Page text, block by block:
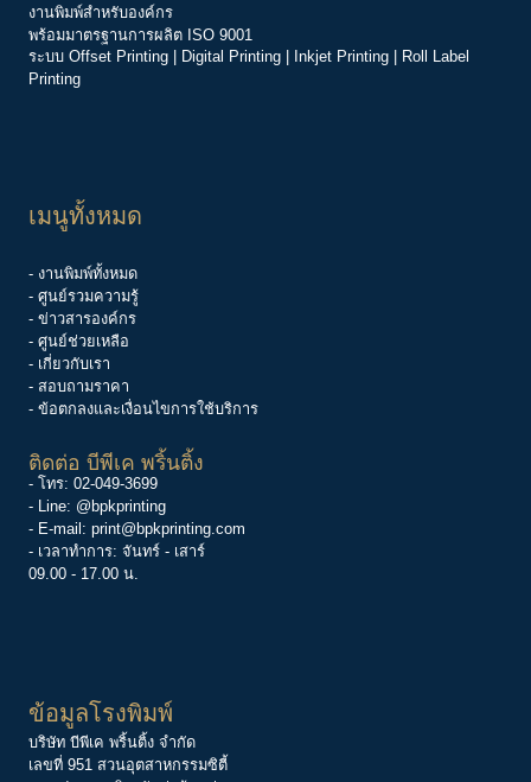
งานพิมพ์สำหรับองค์กร
พร้อมมาตรฐานการผลิต ISO 9001
ระบบ Offset Printing Digital Printing Inkjet Printing
Roll Label
Printing
เมนูทั้งหมด
- งานพิมพ์ทั้งหมด
- ศูนย์รวมความรู้
- ข่าวสารองค์กร
- ศูนย์ช่วยเหลือ
- เกี่ยวกับเรา
- สอบถามราคา
- ข้อตกลงและเงื่อนไขการใช้บริการ
ติดต่อ บีพีเค พริ้นติ้ง
- โทร: 02-049-3699
- Line: @bpkprinting
- E-mail: print@bpkprinting.com
- เวลาทำการ: จันทร์ - เสาร์
09.00 - 17.00 น.
ข้อมูลโรงพิมพ์
บริษัท บีพีเค พริ้นติ้ง จำกัด
เลขที่ 951 สวนอุตสาหกรรมซิตี้